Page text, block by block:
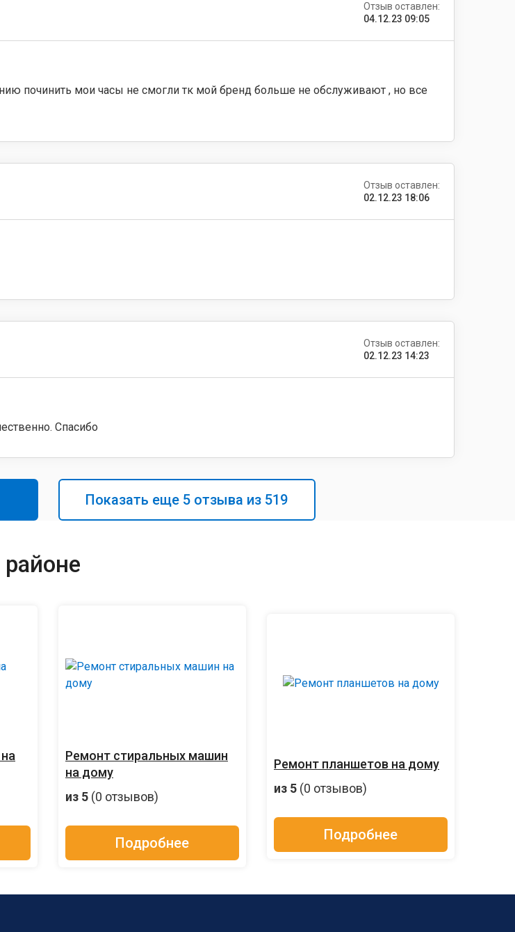
Отзыв оставлен:
04.12.23 09:05
починить мои часы не смогли тк мой бренд больше не обслуживают , но все
Отзыв оставлен:
02.12.23 18:06
Отзыв оставлен:
02.12.23 14:23
Спасибо
Показать еще 5 отзыва из 519
Ремонт стиральных машин
на дому
из 5 (0 отзывов)
Подробнее
Ремонт планшетов на дому
из 5 (0 отзывов)
Подробнее